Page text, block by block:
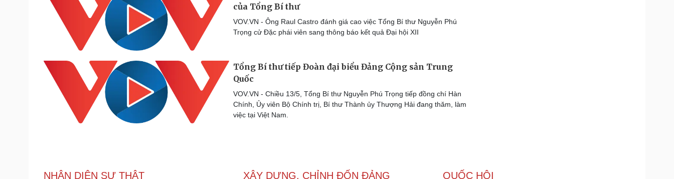
của Tổng Bí thư
VOV.VN - Ông Raul Castro đánh giá cao việc Tổng Bí thư Nguyễn Phú
Trọng cử Đặc phái viên sang thông báo kết quả Đại hội XII
Tổng Bí thư tiếp Đoàn đại biểu Đảng Cộng sản Trung
Quốc
VOV.VN - Chiều 13/5, Tổng Bí thư Nguyễn Phú Trọng tiếp đồng chí Hàn
Chính, Ủy viên Bộ Chính trị, Bí thư Thành ủy Thượng Hải đang thăm, làm
việc tại Việt Nam.
NHẬN DIỆN SỰ THẬT XÂY DỰNG, CHỈNH ĐỐN ĐẢNG QUỐC HỘI